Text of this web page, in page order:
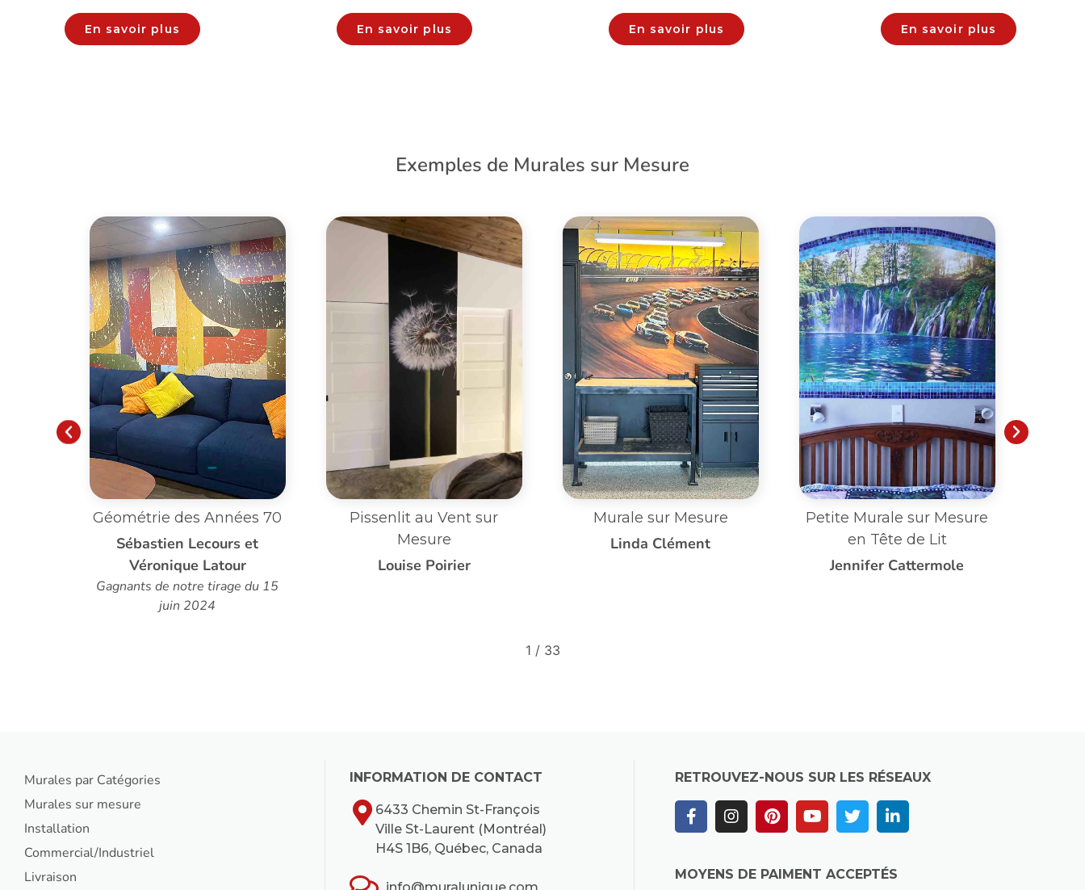
En savoir plus En savoir plus En savoir plus En savoir plus
Exemples de Murales sur Mesure
Pissenlit au Vent sur
Mesure
Louise Poirier
Murale sur Mesure
Linda Clément
Petite Murale sur Mesure
en Tête de Lit
Murale sur Mesure dans
un Salon
Patricia Le Saux
2 / 33
Murales par Catégories
Murales sur mesure
Installation
Commercial/Industriel
Livraison
INFORMATION DE CONTACT
6433 Chemin St-François
Ville St-Laurent (Montréal)
H4S 1B6, Québec, Canada
RETROUVEZ-NOUS SUR LES RÉSEAUX
MOYENS DE PAIMENT ACCEPTÉS